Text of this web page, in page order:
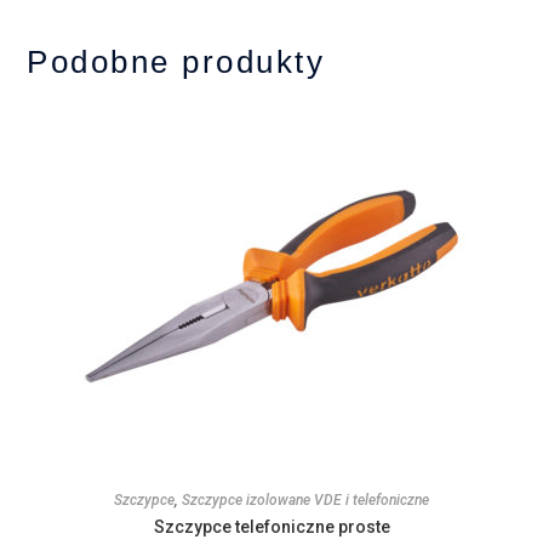
Podobne produkty
Szczypce, Szczypce izolowane VDE i telefoniczne
Szczypce telefoniczne proste